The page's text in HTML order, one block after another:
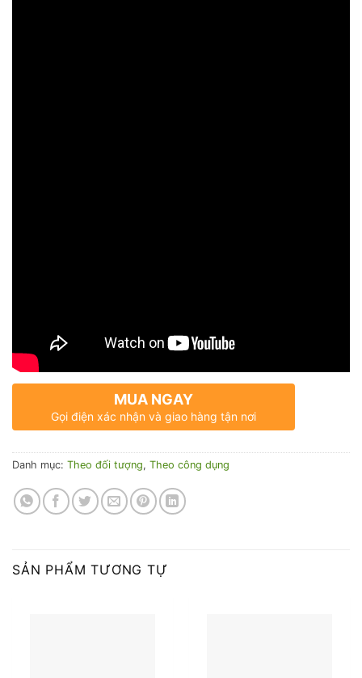
MUA NGAY
Gọi điện xác nhận và giao hàng tận nơi
Danh mục: Theo đối tượng, Theo công dụng
SẢN PHẨM TƯƠNG TỰ